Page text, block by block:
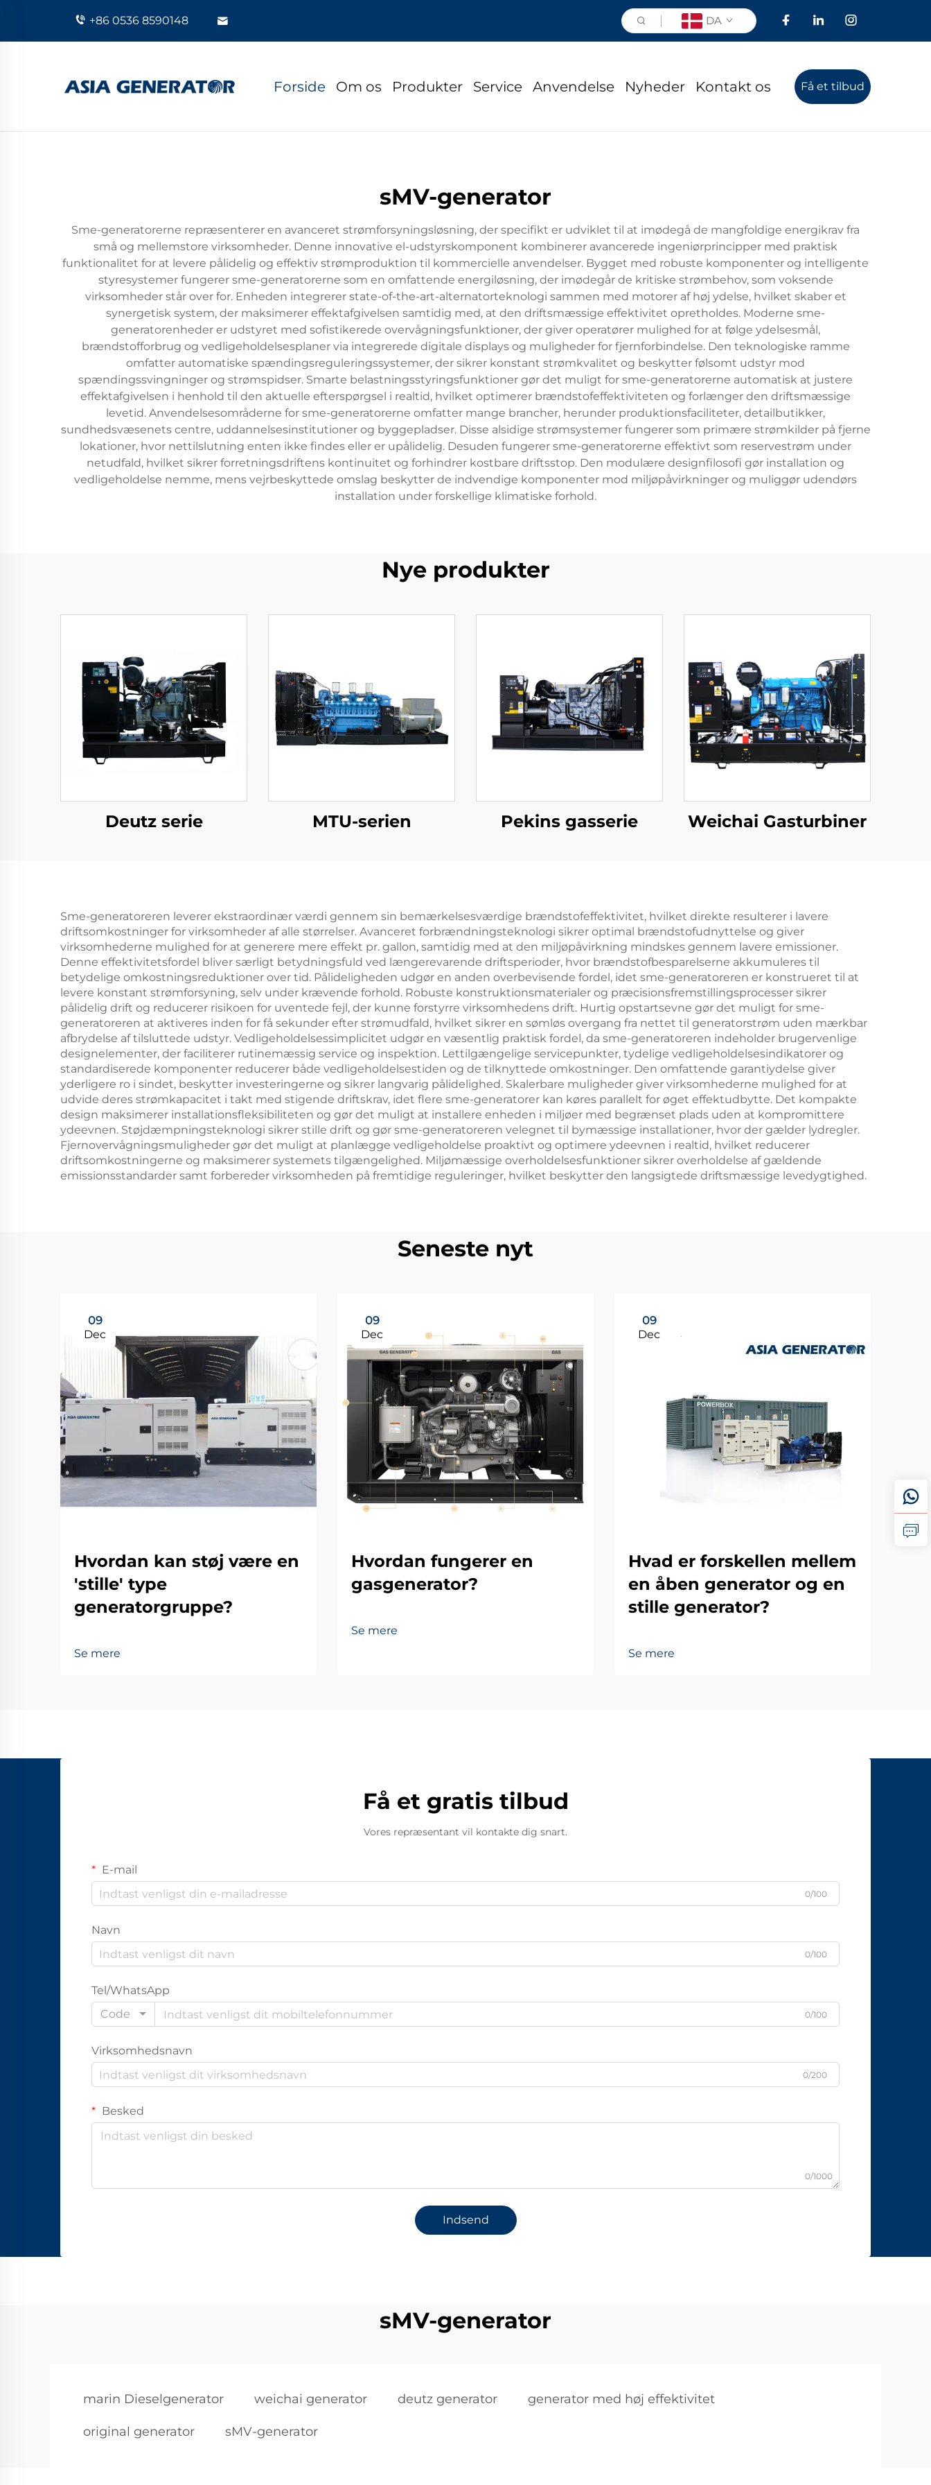
+86 0536 8590148 DA
Forside Om os Produkter Service Anvendelse Nyheder Kontakt os Få et tilbud
sMV-generator
Sme-generatorerne repræsenterer en avanceret strømforsyningsløsning, der specifikt er udviklet til at imødegå de mangfoldige energikrav fra
små og mellemstore virksomheder. Denne innovative el-udstyrskomponent kombinerer avancerede ingeniørprincipper med praktisk
funktionalitet for at levere pålidelig og effektiv strømproduktion til kommercielle anvendelser. Bygget med robuste komponenter og intelligente
styresystemer fungerer sme-generatorerne som en omfattende energiløsning, der imødegår de kritiske strømbehov, som voksende
virksomheder står over for. Enheden integrerer state-of-the-art-alternatorteknologi sammen med motorer af høj ydelse, hvilket skaber et
synergetisk system, der maksimerer effektafgivelsen samtidig med, at den driftsmæssige effektivitet opretholdes. Moderne sme-
generatorenheder er udstyret med sofistikerede overvågningsfunktioner, der giver operatører mulighed for at følge ydelsesmål,
brændstofforbrug og vedligeholdelsesplaner via integrerede digitale displays og muligheder for fjernforbindelse. Den teknologiske ramme
omfatter automatiske spændingsreguleringssystemer, der sikrer konstant strømkvalitet og beskytter følsomt udstyr mod
spændingssvingninger og strømspidser. Smarte belastningsstyringsfunktioner gør det muligt for sme-generatorerne automatisk at justere
effektafgivelsen i henhold til den aktuelle efterspørgsel i realtid, hvilket optimerer brændstofeffektiviteten og forlænger den driftsmæssige
levetid. Anvendelsesområderne for sme-generatorerne omfatter mange brancher, herunder produktionsfaciliteter, detailbutikker,
sundhedsvæsenets centre, uddannelsesinstitutioner og byggepladser. Disse alsidige strømsystemer fungerer som primære strømkilder på fjerne
lokationer, hvor nettilslutning enten ikke findes eller er upålidelig. Desuden fungerer sme-generatorerne effektivt som reservestrøm under
netudfald, hvilket sikrer forretningsdriftens kontinuitet og forhindrer kostbare driftsstop. Den modulære designfilosofi gør installation og
vedligeholdelse nemme, mens vejrbeskyttede omslag beskytter de indvendige komponenter mod miljøpåvirkninger og muliggør udendørs
installation under forskellige klimatiske forhold.
Nye produkter
Deutz serie MTU-serien Pekins gasserie Weichai Gasturbiner
Sme-generatoreren leverer ekstraordinær værdi gennem sin bemærkelsesværdige brændstofeffektivitet, hvilket direkte resulterer i lavere
driftsomkostninger for virksomheder af alle størrelser. Avanceret forbrændningsteknologi sikrer optimal brændstofudnyttelse og giver
virksomhederne mulighed for at generere mere effekt pr. gallon, samtidig med at den miljøpåvirkning mindskes gennem lavere emissioner.
Denne effektivitetsfordel bliver særligt betydningsfuld ved længerevarende driftsperioder, hvor brændstofbesparelserne akkumuleres til
betydelige omkostningsreduktioner over tid. Pålideligheden udgør en anden overbevisende fordel, idet sme-generatoreren er konstrueret til at
levere konstant strømforsyning, selv under krævende forhold. Robuste konstruktionsmaterialer og præcisionsfremstillingsprocesser sikrer
pålidelig drift og reducerer risikoen for uventede fejl, der kunne forstyrre virksomhedens drift. Hurtig opstartsevne gør det muligt for sme-
generatoreren at aktiveres inden for få sekunder efter strømudfald, hvilket sikrer en sømløs overgang fra nettet til generatorstrøm uden mærkbar
afbrydelse af tilsluttede udstyr. Vedligeholdelsessimplicitet udgør en væsentlig praktisk fordel, da sme-generatoreren indeholder brugervenlige
designelementer, der faciliterer rutinemæssig service og inspektion. Lettilgængelige servicepunkter, tydelige vedligeholdelsesindikatorer og
standardiserede komponenter reducerer både vedligeholdelsestiden og de tilknyttede omkostninger. Den omfattende garantiydelse giver
yderligere ro i sindet, beskytter investeringerne og sikrer langvarig pålidelighed. Skalerbare muligheder giver virksomhederne mulighed for at
udvide deres strømkapacitet i takt med stigende driftskrav, idet flere sme-generatorer kan køres parallelt for øget effektudbytte. Det kompakte
design maksimerer installationsfleksibiliteten og gør det muligt at installere enheden i miljøer med begrænset plads uden at kompromittere
ydeevnen. Støjdæmpningsteknologi sikrer stille drift og gør sme-generatoreren velegnet til bymæssige installationer, hvor der gælder lydregler.
Fjernovervågningsmuligheder gør det muligt at planlægge vedligeholdelse proaktivt og optimere ydeevnen i realtid, hvilket reducerer
driftsomkostningerne og maksimerer systemets tilgængelighed. Miljømæssige overholdelsesfunktioner sikrer overholdelse af gældende
emissionsstandarder samt forbereder virksomheden på fremtidige reguleringer, hvilket beskytter den langsigtede driftsmæssige levedygtighed.
Seneste nyt
09
Dec
Hvordan kan støj være en
'stille' type
generatorgruppe?
Se mere
09
Dec
Hvordan fungerer en
gasgenerator?
Se mere
09
Dec
Hvad er forskellen mellem
en åben generator og en
stille generator?
Se mere
Få et gratis tilbud
Vores repræsentant vil kontakte dig snart.
E-mail
0/100
Navn
0/100
Tel/WhatsApp
Code
0/100
Virksomhedsnavn
0/200
Besked
0/1000
Indsend
sMV-generator
marin Dieselgenerator weichai generator deutz generator generator med høj effektivitet
original generator sMV-generator